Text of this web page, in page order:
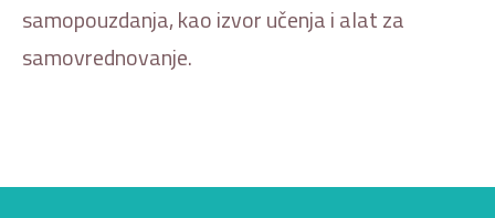
samopouzdanja, kao izvor učenja i alat za
samovrednovanje.